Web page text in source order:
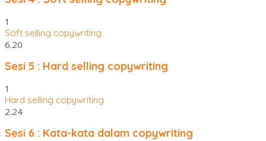
1
Soft selling copywriting
6.20
Sesi 5 : Hard selling copywriting
1
Hard selling copywriting
2.24
Sesi 6 : Kata-kata dalam copywriting